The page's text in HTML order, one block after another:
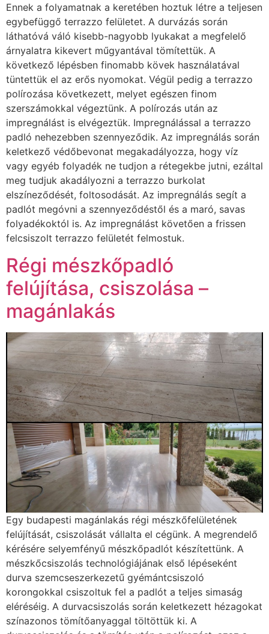
Ennek a folyamatnak a keretében hoztuk létre a teljesen
egybefüggő terrazzo felületet. A durvázás során
láthatóvá váló kisebb-nagyobb lyukakat a megfelelő
árnyalatra kikevert műgyantával tömítettük. A
következő lépésben finomabb kövek használatával
tüntettük el az erős nyomokat. Végül pedig a terrazzo
polírozása következett, melyet egészen finom
szerszámokkal végeztünk. A polírozás után az
impregnálást is elvégeztük. Impregnálással a terrazzo
padló nehezebben szennyeződik. Az impregnálás során
keletkező védőbevonat megakadályozza, hogy víz
vagy egyéb folyadék ne tudjon a rétegekbe jutni, ezáltal
meg tudjuk akadályozni a terrazzo burkolat
elszíneződését, foltosodását. Az impregnálás segít a
padlót megóvni a szennyeződéstől és a maró, savas
folyadékoktól is. Az impregnálást követően a frissen
felcsiszolt terrazzo felületét felmostuk.
Régi mészkőpadló
felújítása, csiszolása –
magánlakás
Egy budapesti magánlakás régi mészkőfelületének
felújítását, csiszolását vállalta el cégünk. A megrendelő
kérésére selyemfényű mészkőpadlót készítettünk. A
mészkőcsiszolás technológiájának első lépéseként
durva szemcseszerkezetű gyémántcsiszoló
korongokkal csiszoltuk fel a padlót a teljes simaság
eléréséig. A durvacsiszolás során keletkezett hézagokat
színazonos tömítőanyaggal töltöttük ki. A